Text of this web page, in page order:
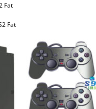
Fat
Fat